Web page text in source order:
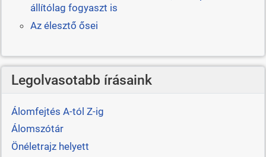
állítólag fogyaszt is
Az élesztő ősei
Legolvasotabb írásaink
Álomfejtés A-tól Z-ig
Álomszótár
Önéletrajz helyett